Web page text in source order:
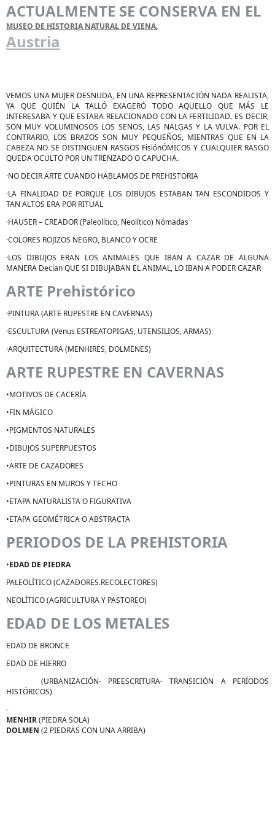
ACTUALMENTE SE CONSERVA EN EL
MUSEO DE HISTORIA NATURAL DE VIENA,
Austria
VEMOS UNA MUJER DESNUDA, EN UNA REPRESENTACIÓN NADA REALISTA,
YA QUE QUIÉN LA TALLÓ EXAGERÓ TODO AQUELLO QUE MÁS LE
INTERESABA Y QUE ESTABA RELACIONADO CON LA FERTILIDAD. ES DECIR,
SON MUY VOLUMINOSOS LOS SENOS, LAS NALGAS Y LA VULVA. POR EL
CONTRARIO, LOS BRAZOS SON MUY PEQUEÑOS, MIENTRAS QUE EN LA
CABEZA NO SE DISTINGUEN RASGOS FisiónÓMICOS Y CUALQUIER RASGO
QUEDA OCULTO POR UN TRENZADO O CAPUCHA.
·NO DECIR ARTE CUANDO HABLAMOS DE PREHISTORIA
·LA FINALIDAD DE PORQUE LOS DIBUJOS ESTABAN TAN ESCONDIDOS Y
TAN ALTOS ERA POR RITUAL
·HAUSER – CREADOR (Paleolítico, Neolítico) Nómadas
·COLORES ROJIZOS NEGRO, BLANCO Y OCRE
·LOS DIBUJOS ERAN LOS ANIMALES QUE IBAN A CAZAR DE ALGUNA
MANERA Decían QUE SI DIBUJABAN EL ANIMAL, LO IBAN A PODER CAZAR
ARTE Prehistórico
·PINTURA (ARTE RUPESTRE EN CAVERNAS)
·ESCULTURA (Venus ESTREATOPIGAS, UTENSILIOS, ARMAS)
·ARQUITECTURA (MENHIRES, DOLMENES)
ARTE RUPESTRE EN CAVERNAS
•MOTIVOS DE CACERÍA
•FIN MÁGICO
•PIGMENTOS NATURALES
•DIBUJOS SUPERPUESTOS
•ARTE DE CAZADORES
•PINTURAS EN MUROS Y TECHO
•ETAPA NATURALISTA O FIGURATIVA
•ETAPA GEOMÉTRICA O ABSTRACTA
PERIODOS DE LA PREHISTORIA
•EDAD DE PIEDRA
PALEOLÍTICO (CAZADORES.RECOLECTORES)
NEOLÍTICO (AGRICULTURA Y PASTOREO)
EDAD DE LOS METALES
EDAD DE BRONCE
EDAD DE HIERRO
(URBANIZACIÓN- PREESCRITURA- TRANSICIÓN A PERÍODOS
HISTÓRICOS)
-
MENHIR(PIEDRA SOLA)
DOLMEN (2 PIEDRAS CON UNA ARRIBA)